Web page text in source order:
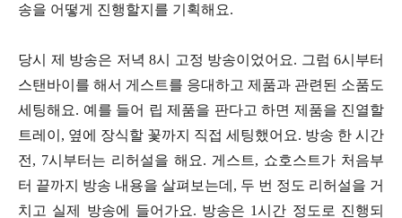
송을 어떻게 진행할지를 기획해요.
당시 제 방송은 저녁 8시 고정 방송이었어요. 그럼 6시부터
스탠바이를 해서 게스트를 응대하고 제품과 관련된 소품도
세팅해요. 예를 들어 립 제품을 판다고 하면 제품을 진열할
트레이, 옆에 장식할 꽃까지 직접 세팅했어요. 방송 한 시간
전, 7시부터는 리허설을 해요. 게스트, 쇼호스트가 처음부
터 끝까지 방송 내용을 살펴보는데, 두 번 정도 리허설을 거
치고 실제 방송에 들어가요. 방송은 1시간 정도로 진행되